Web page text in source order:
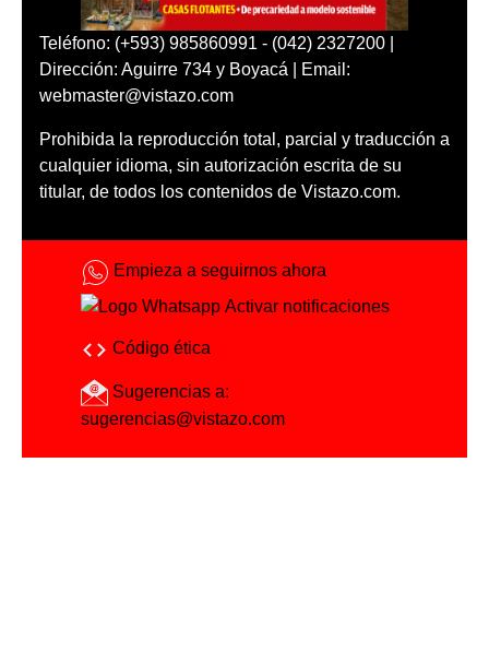
Teléfono: (+593) 985860991 - (042) 2327200 |
Dirección: Aguirre 734 y Boyacá | Email:
webmaster@vistazo.com
Prohibida la reproducción total, parcial y traducción a
cualquier idioma, sin autorización escrita de su
titular, de todos los contenidos de Vistazo.com.
Empieza a seguirnos ahora
Activar notificaciones
Código ética
Sugerencias a:
sugerencias@vistazo.com